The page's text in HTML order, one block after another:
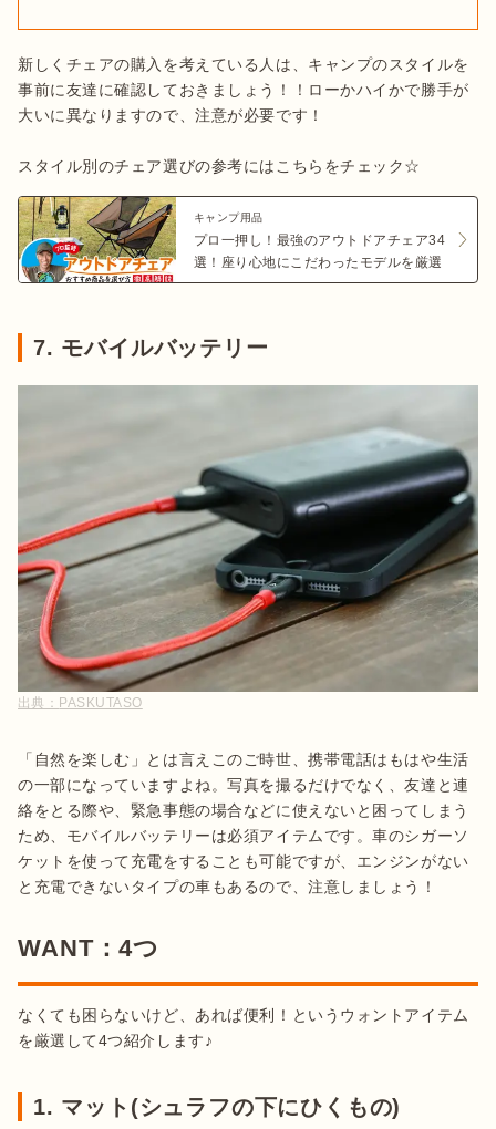
新しくチェアの購入を考えている人は、キャンプのスタイルを
事前に友達に確認しておきましょう！！ローかハイかで勝手が
大いに異なりますので、注意が必要です！
スタイル別のチェア選びの参考にはこちらをチェック☆
キャンプ用品
プロ一押し！最強のアウトドアチェア34
選！座り心地にこだわったモデルを厳選
7. モバイルバッテリー
出典： PASKUTASO
「自然を楽しむ」とは言えこのご時世、携帯電話はもはや生活
の一部になっていますよね。写真を撮るだけでなく、友達と連
絡をとる際や、緊急事態の場合などに使えないと困ってしまう
ため、モバイルバッテリーは必須アイテムです。車のシガーソ
ケットを使って充電をすることも可能ですが、エンジンがない
と充電できないタイプの車もあるので、注意しましょう！
WANT：4つ
なくても困らないけど、あれば便利！というウォントアイテム
を厳選して4つ紹介します♪
1. マット(シュラフの下にひくもの)